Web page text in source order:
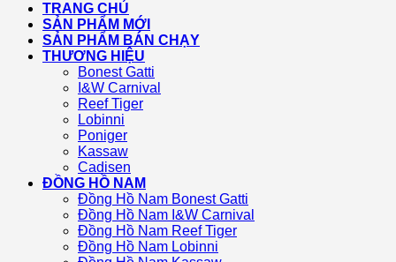
TRANG CHỦ
SẢN PHẨM MỚI
SẢN PHẨM BÁN CHẠY
THƯƠNG HIỆU
Bonest Gatti
I&W Carnival
Reef Tiger
Lobinni
Poniger
Kassaw
Cadisen
ĐỒNG HỒ NAM
Đồng Hồ Nam Bonest Gatti
Đồng Hồ Nam I&W Carnival
Đồng Hồ Nam Reef Tiger
Đồng Hồ Nam Lobinni